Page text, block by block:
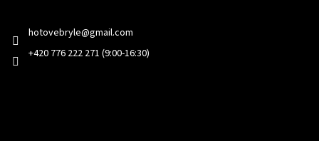
hotovebryle@gmail.com
+420 776 222 271 (9:00-16:30)